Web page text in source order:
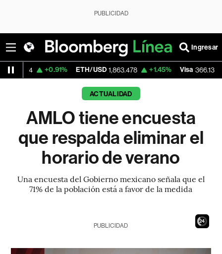
PUBLICIDAD
Ingresar
+0.91% ETH/USD 1,863.478 +1.45% Visa 366.13 -0.04%
ACTUALIDAD
AMLO tiene encuesta
que respalda eliminar el
horario de verano
Una encuesta del Gobierno mexicano señala que el
71% de la población está a favor de la medida
22
PUBLICIDAD